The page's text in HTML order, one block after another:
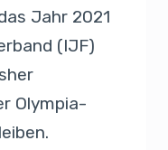
Jahr 2021
(IJF)
Olympia-